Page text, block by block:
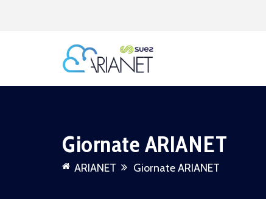
Giornate ARIANET
ARIANET Giornate ARIANET